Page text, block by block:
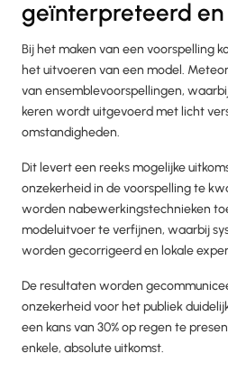
geïnterpreteerd
Bij het maken van een voorspelling
het uitvoeren van een model.
van ensemblevoorspellingen,
keren wordt uitgevoerd met licht
omstandigheden.
Dit levert een reeks mogelijke
onzekerheid in de voorspelling te
worden nabewerkingstechnieken
modeluitvoer te verfijnen, waarbij
worden gecorrigeerd en lokale
De resultaten worden
onzekerheid voor het publiek
een kans van 30% op regen te
enkele, absolute uitkomst.